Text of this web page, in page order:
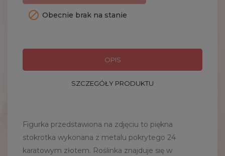
 Obecnie brak na stanie
OPIS
SZCZEGÓŁY PRODUKTU
Figurka przedstawiona na zdjęciu to piękna
stokrotka wykonana z metalu pokrytego 24
karatowym złotem. Roślinka znajduje się w